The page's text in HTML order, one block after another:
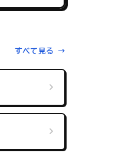
すべて見る →